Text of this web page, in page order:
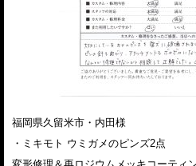
福岡県久留米市・内田様
・ミキモト ウミガメのピンズ2点